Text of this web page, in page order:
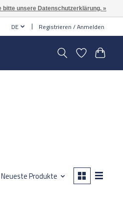
DE Registrieren / Anmelden
Neueste Produkte
bitte unsere Datenschutzerklärung. »